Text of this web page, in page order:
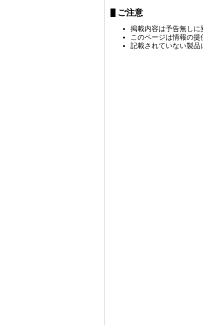
ご注意
掲載内容は予告無しに
このページは情報の提
記載されていない製品